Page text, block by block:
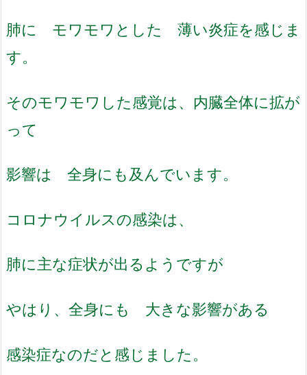
肺に モワモワとした 薄い炎症を感じま
す。
そのモワモワした感覚は、内臓全体に拡が
って
影響は 全身にも及んでいます。
コロナウイルスの感染は、
肺に主な症状が出るようですが
やはり、全身にも 大きな影響がある
感染症なのだと感じました。